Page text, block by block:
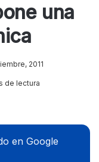
una
2011
de lectura
en Google